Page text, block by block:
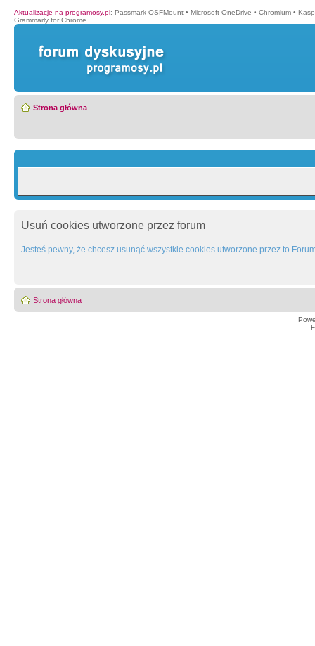
Aktualizacje na programosy.pl: Passmark OSFMount • Microsoft OneDrive • Chromium •
Grammarly for Chrome
Strona główna
Usuń cookies utworzone przez forum
Jesteś pewny, że chcesz usunąć wszystkie cookies utworzone przez to
Strona główna